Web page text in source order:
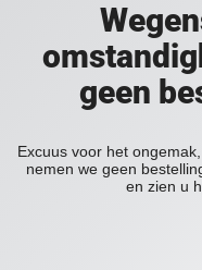
geen
Excuus voor het
nemen we geen
en zien u